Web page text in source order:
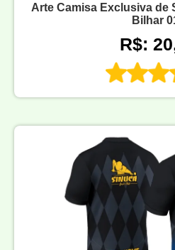
Arte Camisa Exclusiva de
Bilhar
R$: